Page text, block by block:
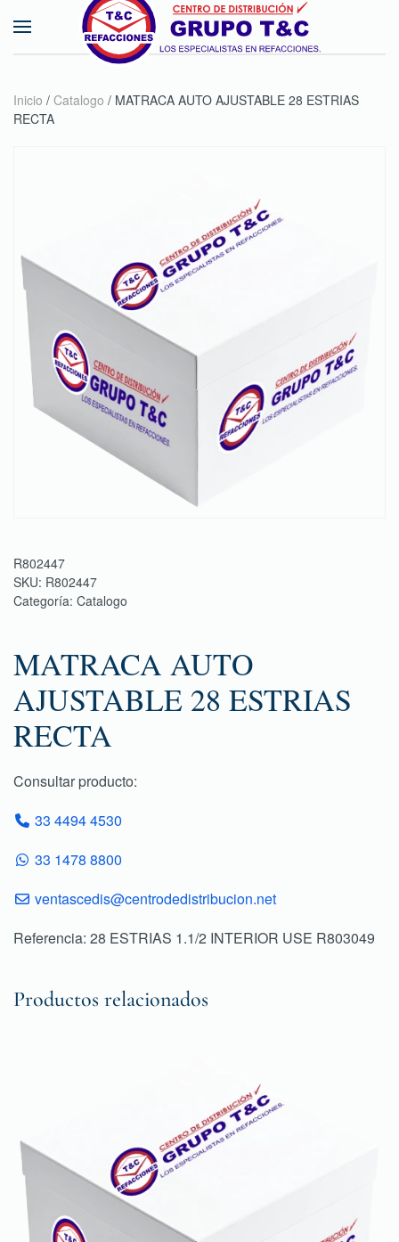
Skip to main content
Inicio / Catalogo / MATRACA AUTO AJUSTABLE 28 ESTRIAS
RECTA
R802447
SKU: R802447
Categoría: Catalogo
MATRACA AUTO
AJUSTABLE 28 ESTRIAS
RECTA
Consultar producto:
33 4494 4530
33 1478 8800
ventascedis@centrodedistribucion.net
Referencia: 28 ESTRIAS 1.1/2 INTERIOR USE R803049
Productos relacionados